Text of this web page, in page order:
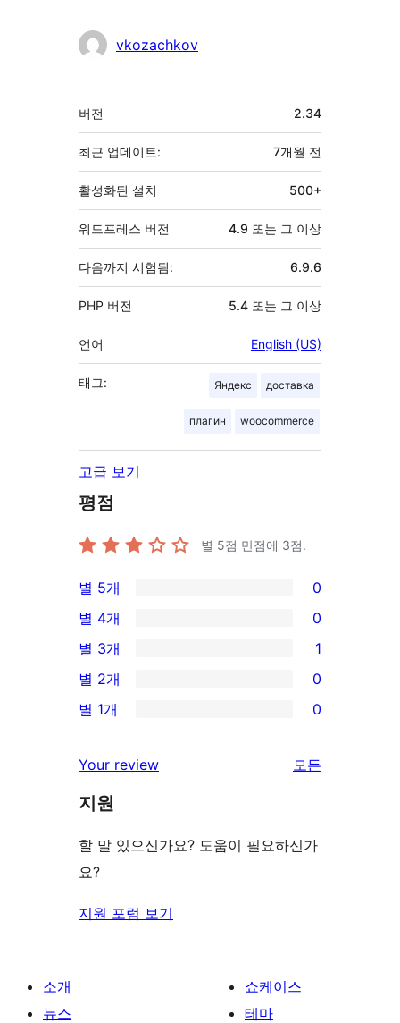
vkozachkov
기
초
버전 2.34
최근 업데이트: 7개월 전
활성화된 설치 500+
워드프레스 버전 4.9 또는 그 이상
다음까지 시험됨: 6.9.6
PHP 버전 5.4 또는 그 이상
언어 English (US)
태그: Яндекс доставка
плагин woocommerce
고급 보기
평점
별 5점 만점에 3점.
0/5-
별
점
후
기
별 5개 0
0/4-
별
점
후
별 4개 0
1/3-
별
점
기
별 3개 1
0/2-
별
후
기
별 2개 0
0/1-
점
후
별 1개 0
Your review 모든
지원
할 말 있으신가요? 도움이 필요하신가
요?
지원 포럼 보기
소개
뉴스
쇼케이스
테마